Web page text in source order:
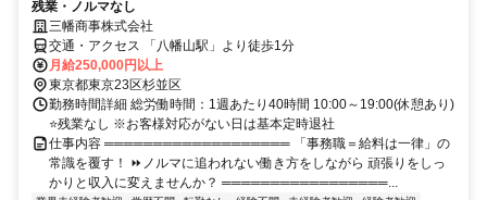
残業・ノルマなし
三幡商事株式会社
交通・アクセス 「八幡山駅」より徒歩1分
月給250,000円以上
東京都東京23区杉並区
勤務時間詳細 総労働時間：1週あたり40時間 10:00～19:00(休憩あり)
⭐残業なし ※お客様対応がない日は基本定時退社
仕事内容 ═══════════════════ 「事務職＝給料は一律」の
常識を覆す！ ⏩ノルマに追われない働き方をしながら 頑張りをしっ
かりと収入に変えませんか？ ═════════════════...